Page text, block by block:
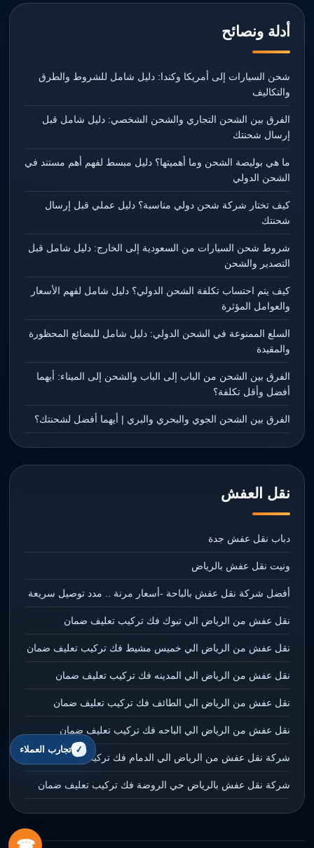
أدلة ونصائح
شحن السيارات إلى أمريكا وكندا: دليل شامل للشروط والطرق
والتكاليف
الفرق بين الشحن التجاري والشحن الشخصي: دليل شامل قبل
إرسال شحنتك
ما هي بوليصة الشحن وما أهميتها؟ دليل مبسط لفهم أهم مستند في
الشحن الدولي
كيف تختار شركة شحن دولي مناسبة؟ دليل عملي قبل إرسال
شحنتك
شروط شحن السيارات من السعودية إلى الخارج: دليل شامل قبل
التصدير والشحن
كيف يتم احتساب تكلفة الشحن الدولي؟ دليل شامل لفهم الأسعار
والعوامل المؤثرة
السلع الممنوعة في الشحن الدولي: دليل شامل للبضائع المحظورة
والمقيدة
الفرق بين الشحن من الباب إلى الباب والشحن إلى الميناء: أيهما
أفضل وأقل تكلفة؟
الفرق بين الشحن الجوي والبحري والبري | أيهما أفضل لشحنتك؟
نقل العفش
دباب نقل عفش جدة
ونيت نقل عفش بالرياض
أفضل شركة نقل عفش بالباحة -أسعار مرنة .. مدد توصيل سريعة
نقل عفش من الرياض الي تبوك فك تركيب تعليف ضمان
نقل عفش من الرياض الي خميس مشيط فك تركيب تعليف ضمان
نقل عفش من الرياض الي المدينه فك تركيب تعليف ضمان
نقل عفش من الرياض الي الطائف فك تركيب تعليف ضمان
نقل عفش من الرياض الي الباحه فك تركيب تعليف ضمان
شركة نقل عفش من الرياض الي الدمام فك تركيب تعليف ضمان
شركة نقل عفش بالرياض حي الروضة فك تركيب تعليف ضمان
تجارب العملاء